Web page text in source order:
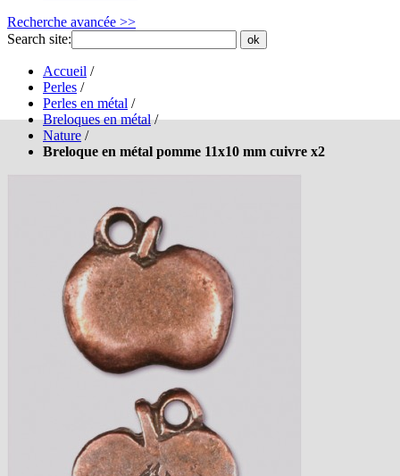
Recherche avancée >>
Search site:
ok
Accueil /
Perles /
Perles en métal /
Breloques en métal /
Nature /
Breloque en métal pomme 11x10 mm cuivre x2